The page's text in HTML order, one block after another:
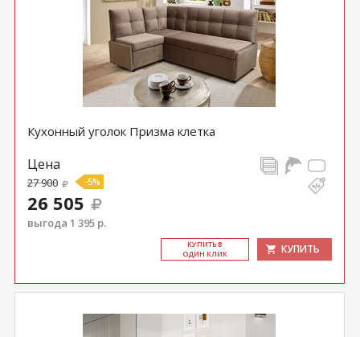
Кухонный уголок Призма клетка
Цена
27 900 -5%
26 505
выгода 1 395 р.
КУ­ПИТЬ В
ОДИН КЛИК
КУПИТЬ